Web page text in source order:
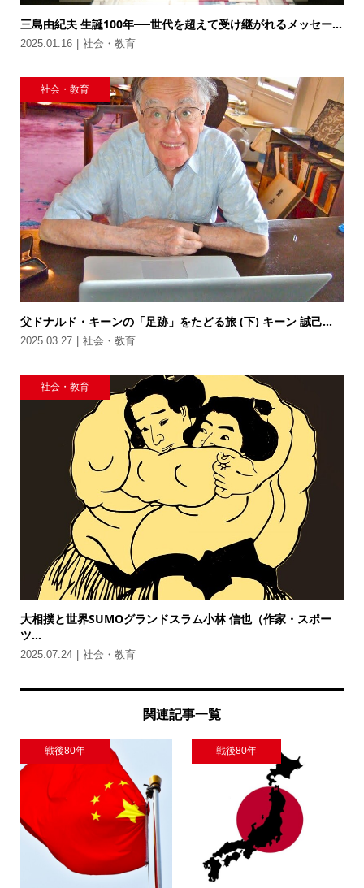
三島由紀夫 生誕100年──世代を超えて受け継がれるメッセー...
2025.01.16 社会・教育
社会・教育
父ドナルド・キーンの「足跡」をたどる旅 (下) キーン 誠己...
2025.03.27 社会・教育
社会・教育
大相撲と世界SUMOグランドスラム小林 信也（作家・スポー
ツ...
2025.07.24 社会・教育
関連記事一覧
戦後80年 戦後80年